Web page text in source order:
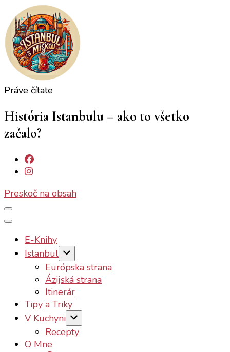
Práve čítate
História Istanbulu – ako to všetko
začalo?
Preskoč na obsah
E-Knihy
Istanbul
Európska strana
Ázijská strana
Itinerár
Tipy a Triky
V Kuchyni
Recepty
O Mne